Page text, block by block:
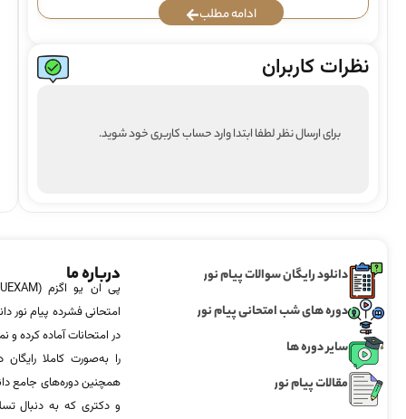
ادامه مطلب
نظرات کاربران
برای ارسال نظر لطفا ابتدا وارد حساب کاربری خود شوید.
دانلود رایگان سوالات پیام نور
دوره های شب امتحانی پیام نور
سایر دوره ها
مقالات پیام نور
درباره ما
امتحانی فشرده پیام نور
در امتحانات آماده‌ کرده
را به‌صورت کاملا
همچنین دوره‌های جامع
و دکتری که به دنبال